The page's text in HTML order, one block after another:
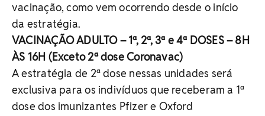
vacinação, como vem ocorrendo desde o início
da estratégia.
VACINAÇÃO ADULTO – 1ª, 2ª, 3ª e 4ª DOSES – 8H
ÀS 16H (Exceto 2ª dose Coronavac)
A estratégia de 2ª dose nessas unidades será
exclusiva para os indivíduos que receberam a 1ª
dose dos imunizantes Pfizer e Oxford